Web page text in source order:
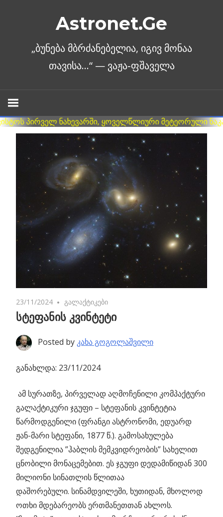
Astronet.Ge
23/11/2024 No comments
გალაქტიკები
სტეფანის კვინტეტი
Posted by კახა გოგოლაშვილი
განახლდა: 23/11/2024
ამ სურათზე, პირველად აღმოჩენილი კომპაქტური
გალაქტიკური ჯგუფი – სტეფანის კვინტეტია
წარმოდგენილი (ფრანგი ასტრონომი, ედუარდ
ჟან-მარი სტეფანი, 1877 წ.). გამოსახულება
შედგენილია ”ჰაბლის მემკვიდრეობის” სახელით
ცნობილი მონაცემებით. ეს ჯგუფი დედამიწიდან 300
მილიონი სინათლის წლითაა
დაშორებული. სინამდვილეში, ხუთიდან, მხოლოდ
ოთხი მდებარეობს ერთმანეთთან ახლოს.